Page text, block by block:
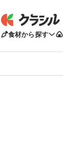
食材から探す